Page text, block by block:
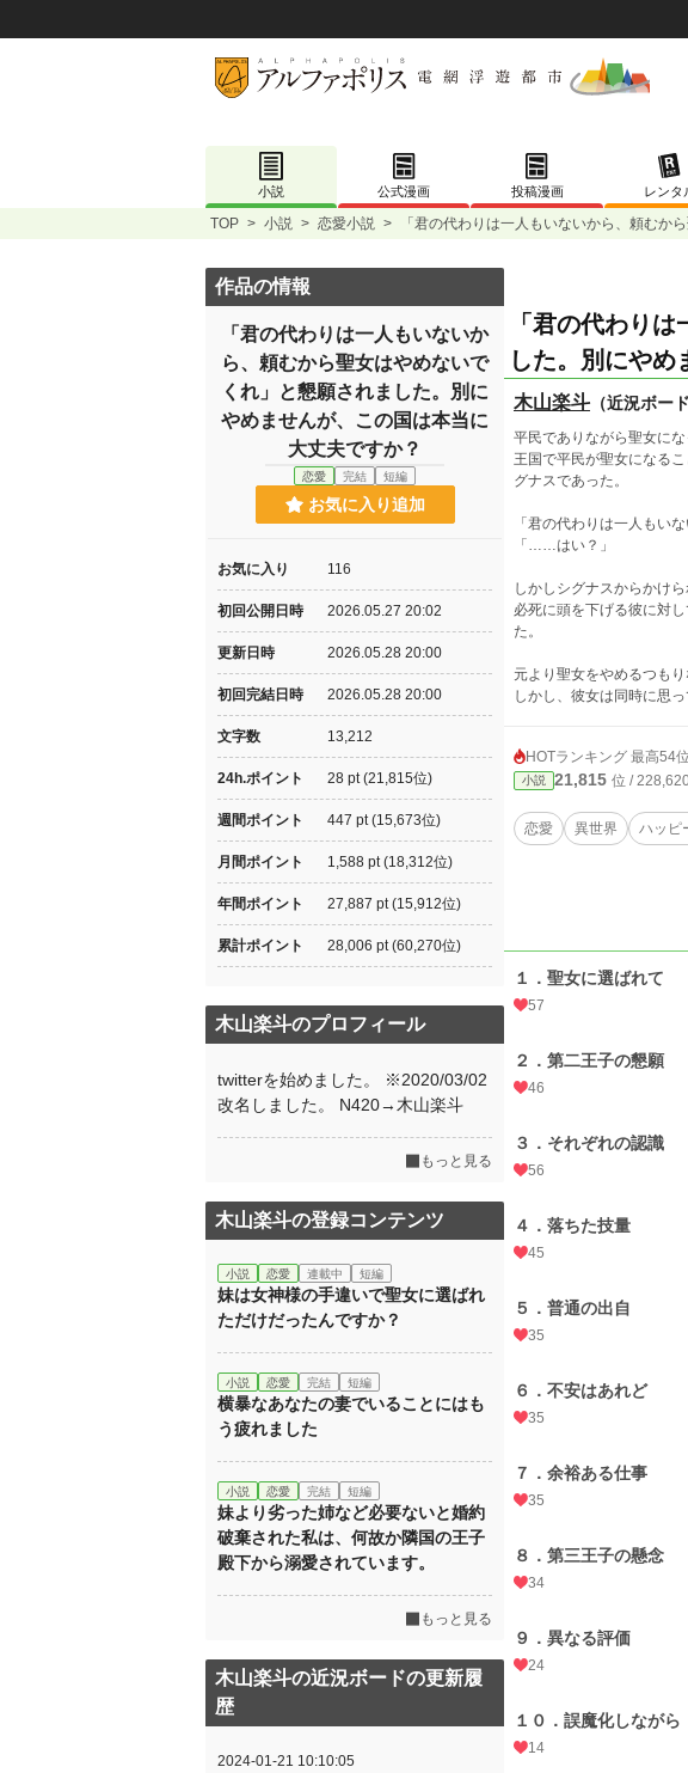
小説 公式漫画 投稿漫画 レンタ
TOP > 小説 > 恋愛小説 > 「君の代わりは一人もいないから、頼むか
「君の代わり
した。別にやめ
木山楽斗 （近況ボー
平民でありながら聖女に
王国で平民が聖女になる
グナスであった。
「君の代わりは一人もい
「……はい？」
しかしシグナスからかけ
必死に頭を下げる彼に対
た。
元より聖女をやめるつも
しかし、彼女は同時に思
HOTランキング 最高54位
小説 21,815 位 /
恋愛 異世界 ハッピ
１．聖女に選ばれて
57
２．第二王子の懇願
46
３．それぞれの認識
56
４．落ちた技量
45
５．普通の出自
35
６．不安はあれど
35
７．余裕ある仕事
35
８．第三王子の懸念
34
９．異なる評価
24
１０．誤魔化しながら
14
作品の情報
「君の代わりは一人もいないか
ら、頼むから聖女はやめないで
くれ」と懇願されました。別に
やめませんが、この国は本当に
大丈夫ですか？
恋愛 完結 短編
お気に入り追加
お気に入り 116
初回公開日時 2026.05.27 20:02
更新日時 2026.05.28 20:00
初回完結日時 2026.05.28 20:00
文字数 13,212
24h.ポイント 28 pt (21,815位)
週間ポイント 447 pt (15,673位)
月間ポイント 1,588 pt (18,312位)
年間ポイント 27,887 pt (15,912位)
累計ポイント 28,006 pt (60,270位)
木山楽斗のプロフィール
twitterを始めました。 ※2020/03/02
改名しました。 N420→木山楽斗
もっと見る
木山楽斗の登録コンテンツ
小説 恋愛 連載中 短編
妹は女神様の手違いで聖女に選ばれ
ただけだったんですか？
小説 恋愛 完結 短編
横暴なあなたの妻でいることにはも
う疲れました
小説 恋愛 完結 短編
妹より劣った姉など必要ないと婚約
破棄された私は、何故か隣国の王子
殿下から溺愛されています。
もっと見る
木山楽斗の近況ボードの更新履
歴
2024-01-21 10:10:05